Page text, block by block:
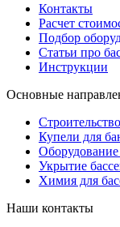
Контакты
Расчет
Подбор
Статьи про
Инструкции
Основные
Купели для
Оборудование
Укрытие
Химия для
Наши контакты